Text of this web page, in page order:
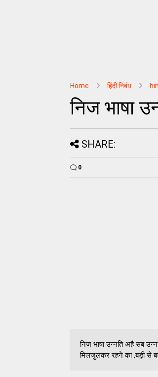
Home हिंदी निबंध
निज भाषा
SHARE:
0
निज भाषा उन्नति अहै सब
मिलजुलकर रहने का ,बड़ी से